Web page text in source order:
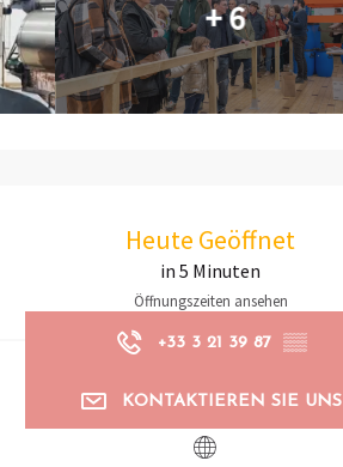
+ 6
Heute Geöffnet
in 5 Minuten
Öffnungszeiten ansehen
+33 3 21 39 87 ▒▒
KONTAKTIEREN SIE UNS